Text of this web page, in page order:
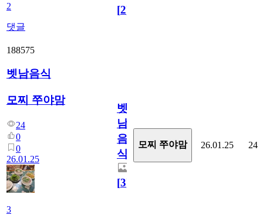
2
댓글
[2]
188575
벳남음식
모찌 쭈야맘
24
0
0
26.01.25
3
벳
남
음
식
[3]
모찌 쭈야맘 26.01.25 24